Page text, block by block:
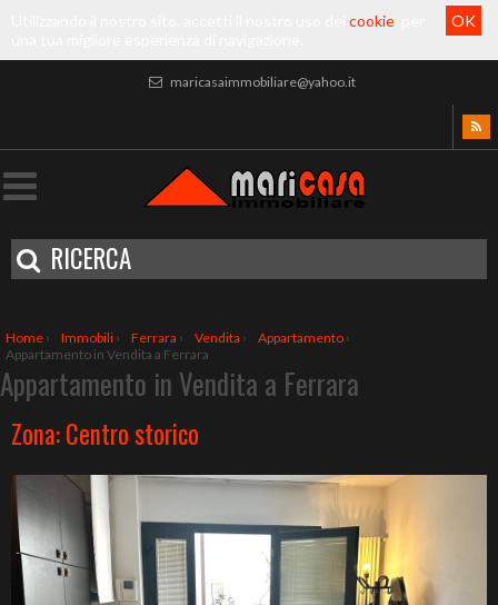
cookie OK
maricasaimmobiliare@yahoo.it
RICERCA
Home › Immobili › Ferrara › Vendita › Appartamento ›
Appartamento in Vendita a Ferrara
Appartamento in Vendita a Ferrara
Zona: Centro storico